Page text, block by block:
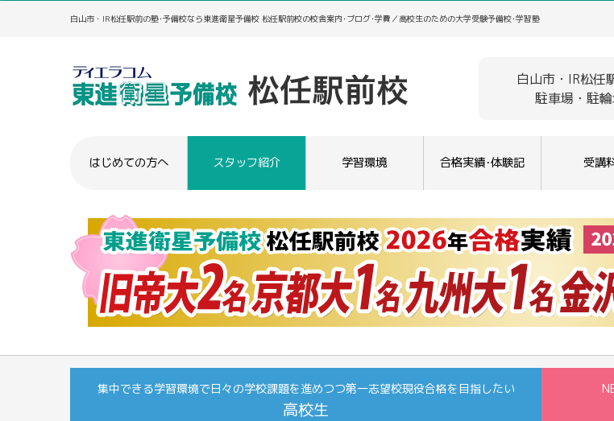
白山市・IR松任駅前の塾･予備校なら東進衛星予備校 松任駅前校の校舎案内･ブログ･学費／高校生のための大学受験予備校･学習塾
白山市・IR松任
駐車場・駐
はじめての方へ スタッフ紹介 学習環境 合格実績･体験記 受講
集中できる学習環境で日々の学校課題を進めつつ第一志望校現役合格を目指したい
高校生